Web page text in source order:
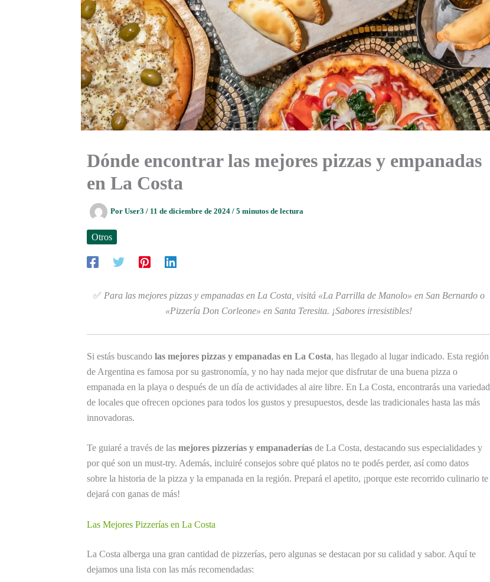
Dónde encontrar las mejores pizzas y empanadas
en La Costa
Por User3 / 11 de diciembre de 2024 / 5 minutos de lectura
Otros
✅ Para las mejores pizzas y empanadas en La Costa, visitá «La Parrilla de Manolo» en San Bernardo o
«Pizzería Don Corleone» en Santa Teresita. ¡Sabores irresistibles!
Si estás buscando las mejores pizzas y empanadas en La Costa, has llegado al lugar indicado. Esta región
de Argentina es famosa por su gastronomía, y no hay nada mejor que disfrutar de una buena pizza o
empanada en la playa o después de un día de actividades al aire libre. En La Costa, encontrarás una variedad
de locales que ofrecen opciones para todos los gustos y presupuestos, desde las tradicionales hasta las más
innovadoras.
Te guiaré a través de las mejores pizzerías y empanaderías de La Costa, destacando sus especialidades y
por qué son un must-try. Además, incluiré consejos sobre qué platos no te podés perder, así como datos
sobre la historia de la pizza y la empanada en la región. Prepará el apetito, ¡porque este recorrido culinario te
dejará con ganas de más!
Las Mejores Pizzerías en La Costa
La Costa alberga una gran cantidad de pizzerías, pero algunas se destacan por su calidad y sabor. Aquí te
dejamos una lista con las más recomendadas: